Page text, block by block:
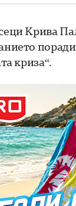
Крива
криза“.